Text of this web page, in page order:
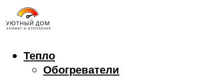
Тепло
Обогреватели